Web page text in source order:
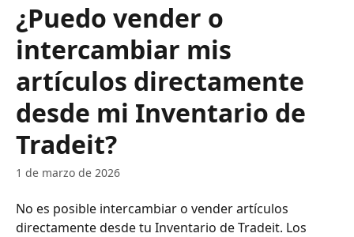
¿Puedo vender o
intercambiar mis
artículos directamente
desde mi Inventario de
Tradeit?
1 de marzo de 2026
No es posible intercambiar o vender artículos
directamente desde tu Inventario de Tradeit. Los